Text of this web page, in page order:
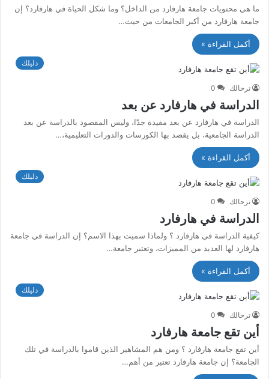
ما هي محتويات جامعة هارفارد من الداخل؟ وما شكل الحياة في هارفارد؟ إن
جامعة هارفارد من أكبر الجامعات من حيث…
أكمل القراءة »
دليلك
ترحالك 0
الدراسة في هارفارد عن بعد
الدراسة في هارفارد عن بعد مفيدة جدًا، وليس المقصود بالدراسة عن بعد
الدراسة الجامعية، بل يقصد بها الكورسات والدورات التعليمية،…
أكمل القراءة »
دليلك
ترحالك 0
الدراسة في هارفارد
كيفية الدراسة في هارفارد ؟ ولماذا سميت بهذا الاسم؟ إن الدراسة في جامعة
هارفارد لها العديد من المميزات، وتعتبر جامعة…
أكمل القراءة »
دليلك
ترحالك 0
أين تقع جامعة هارفارد
أين تقع جامعة هارفارد ؟ ومن هم المشاهير الذين قاموا بالدراسة في تلك
الجامعة؟ إن جامعة هارفارد تعتبر من أهم…